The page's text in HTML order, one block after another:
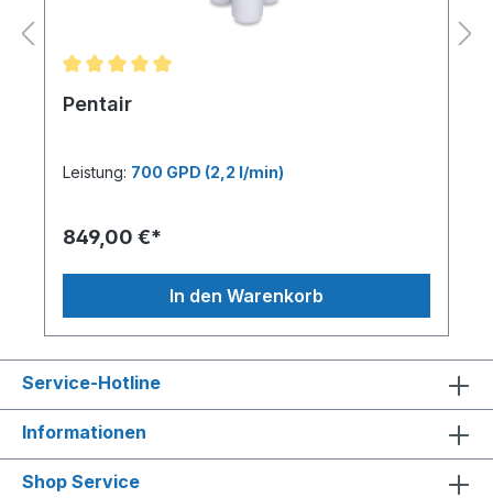
Pentair
Leistung: 700 GPD (2,2 l/min)
849,00 €*
In den Warenkorb
Service-Hotline
Informationen
Shop Service